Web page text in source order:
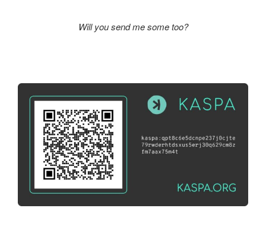
Will you send me some too?